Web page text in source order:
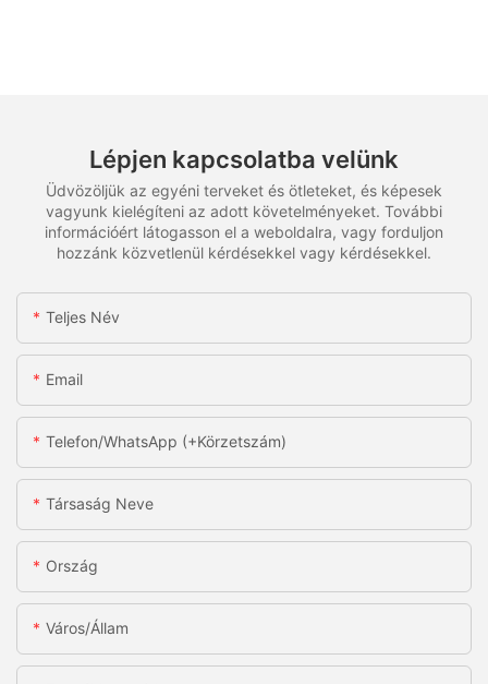
Lépjen kapcsolatba velünk
Üdvözöljük az egyéni terveket és ötleteket, és képesek
vagyunk kielégíteni az adott követelményeket. További
információért látogasson el a weboldalra, vagy forduljon
hozzánk közvetlenül kérdésekkel vagy kérdésekkel.
Teljes Név
Email
Telefon/WhatsApp (+körzetszám)
Társaság Neve
Ország
Város/állam